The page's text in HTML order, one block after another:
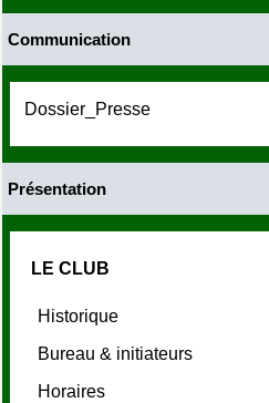
Communication
Dossier_Presse
Présentation
LE CLUB
Historique
Bureau & initiateurs
Horaires